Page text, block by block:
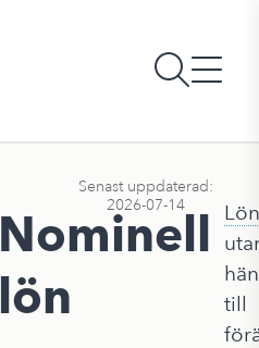
Nominell
lön
Senast uppdaterad:
2026-07-14
Lön
till